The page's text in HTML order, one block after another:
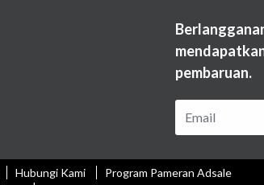
pembaruan.
Hubungi Kami
Program Pameran Adsale